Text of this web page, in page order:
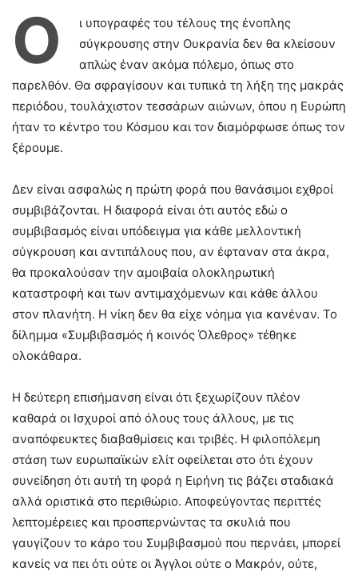
Ο
ι υπογραφές του τέλους της ένοπλης
σύγκρουσης στην Ουκρανία δεν θα κλείσουν
απλώς έναν ακόμα πόλεμο, όπως στο
παρελθόν. Θα σφραγίσουν και τυπικά τη λήξη της μακράς
περιόδου, τουλάχιστον τεσσάρων αιώνων, όπου η Ευρώπη
ήταν το κέντρο του Κόσμου και τον διαμόρφωσε όπως τον
ξέρουμε.
Δεν είναι ασφαλώς η πρώτη φορά που θανάσιμοι εχθροί
συμβιβάζονται. Η διαφορά είναι ότι αυτός εδώ ο
συμβιβασμός είναι υπόδειγμα για κάθε μελλοντική
σύγκρουση και αντιπάλους που, αν έφταναν στα άκρα,
θα προκαλούσαν την αμοιβαία ολοκληρωτική
καταστροφή και των αντιμαχόμενων και κάθε άλλου
στον πλανήτη. Η νίκη δεν θα είχε νόημα για κανέναν. Το
δίλημμα «Συμβιβασμός ή κοινός Όλεθρος» τέθηκε
ολοκάθαρα.
Η δεύτερη επισήμανση είναι ότι ξεχωρίζουν πλέον
καθαρά οι Ισχυροί από όλους τους άλλους, με τις
αναπόφευκτες διαβαθμίσεις και τριβές. Η φιλοπόλεμη
στάση των ευρωπαϊκών ελίτ οφείλεται στο ότι έχουν
συνείδηση ότι αυτή τη φορά η Ειρήνη τις βάζει σταδιακά
αλλά οριστικά στο περιθώριο. Αποφεύγοντας περιττές
λεπτομέρειες και προσπερνώντας τα σκυλιά που
γαυγίζουν το κάρο του Συμβιβασμού που περνάει, μπορεί
κανείς να πει ότι ούτε οι Άγγλοι ούτε ο Μακρόν, ούτε,